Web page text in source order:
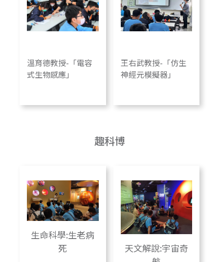
溫育德教授-「電容
式生物感應」
王右武教授-「仿生
神經元模擬器」
趣科博
生命科學:生老病
死
天文解說:宇宙奇